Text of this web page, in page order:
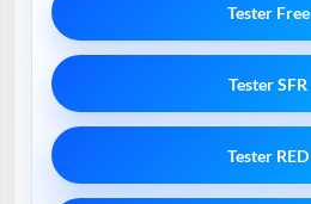
Tester Free
Tester SFR
Tester RED